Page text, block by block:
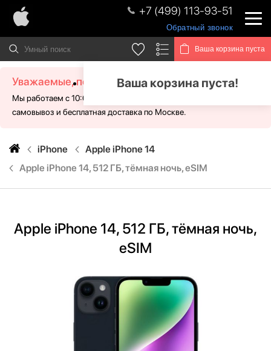
+7 (499) 113-93-51
Обратный звонок
Ваша корзина пуста
Ваша корзина пуста!
Уважаемые, посетители!
Мы работаем с 10:00 - 21:00 без выходных. Для Вас доступен
самовывоз и бесплатная доставка по Москве.
iPhone
Apple iPhone 14
Apple iPhone 14, 512 ГБ, тёмная ночь, eSIM
Apple iPhone 14, 512 ГБ, тёмная ночь,
eSIM